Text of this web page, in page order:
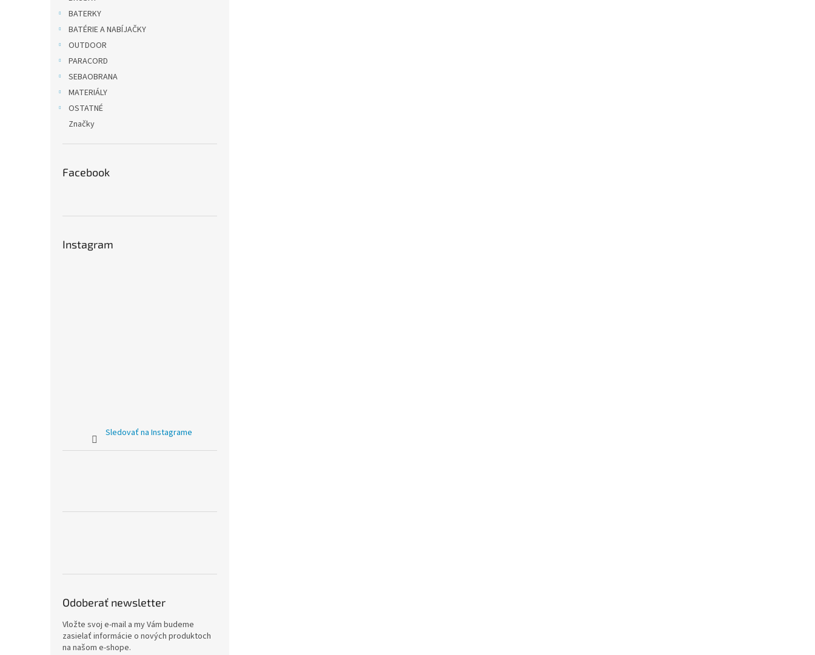
BATERKY
BATÉRIE A NABÍJAČKY
OUTDOOR
PARACORD
SEBAOBRANA
MATERIÁLY
OSTATNÉ
Značky
Facebook
Instagram
Sledovať na Instagrame
Odoberať newsletter
Vložte svoj e-mail a my Vám budeme
zasielať informácie o nových produktoch
na našom e-shope.